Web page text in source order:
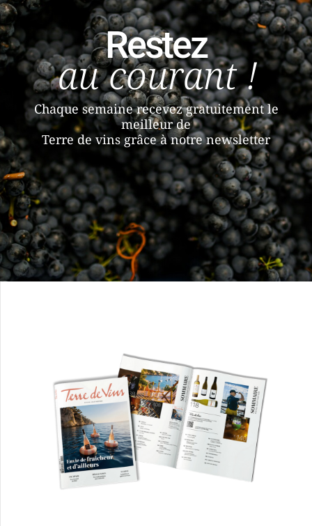
Restez
au courant !
Chaque semaine recevez gratuitement le
meilleur de
Terre de vins grâce à notre newsletter